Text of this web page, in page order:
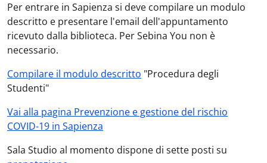
Per entrare in Sapienza si deve compilare un modulo
descritto e presentare l'email dell'appuntamento
ricevuto dalla biblioteca. Per Sebina You non è
necessario.
Compilare il modulo descritto "Procedura degli
Studenti"
Vai alla pagina Prevenzione e gestione del rischio
COVID-19 in Sapienza
Sala Studio al momento dispone di sette posti su